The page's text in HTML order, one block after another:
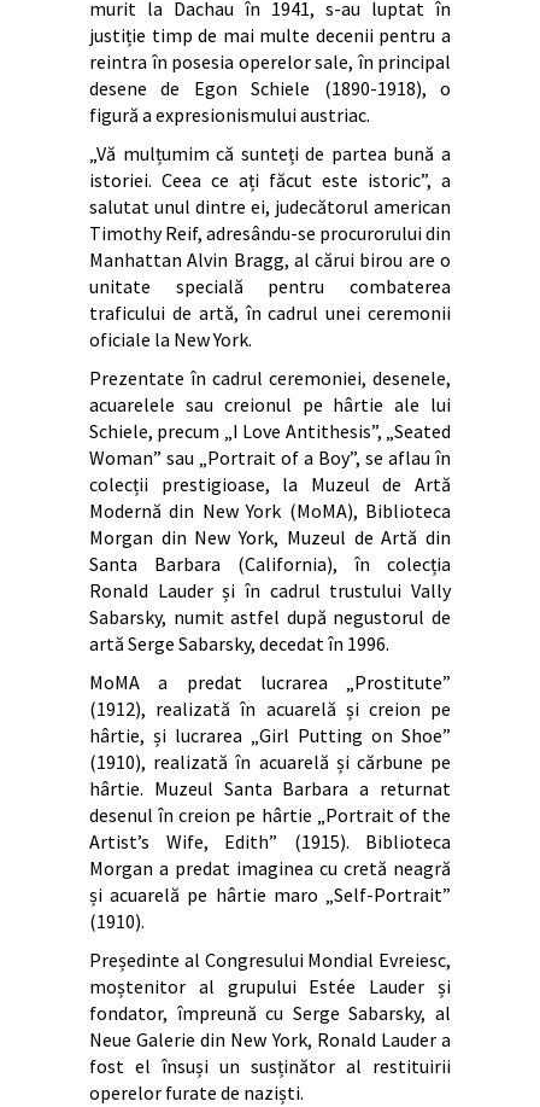
murit la Dachau în 1941, s-au luptat în
justiție timp de mai multe decenii pentru a
reintra în posesia operelor sale, în principal
desene de Egon Schiele (1890-1918), o
figură a expresionismului austriac.
„Vă mulțumim că sunteți de partea bună a
istoriei. Ceea ce ați făcut este istoric”, a
salutat unul dintre ei, judecătorul american
Timothy Reif, adresându-se procurorului din
Manhattan Alvin Bragg, al cărui birou are o
unitate specială pentru combaterea
traficului de artă, în cadrul unei ceremonii
oficiale la New York.
Prezentate în cadrul ceremoniei, desenele,
acuarelele sau creionul pe hârtie ale lui
Schiele, precum „I Love Antithesis”, „Seated
Woman” sau „Portrait of a Boy”, se aflau în
colecții prestigioase, la Muzeul de Artă
Modernă din New York (MoMA), Biblioteca
Morgan din New York, Muzeul de Artă din
Santa Barbara (California), în colecția
Ronald Lauder și în cadrul trustului Vally
Sabarsky, numit astfel după negustorul de
artă Serge Sabarsky, decedat în 1996.
MoMA a predat lucrarea „Prostitute”
(1912), realizată în acuarelă și creion pe
hârtie, și lucrarea „Girl Putting on Shoe”
(1910), realizată în acuarelă și cărbune pe
hârtie. Muzeul Santa Barbara a returnat
desenul în creion pe hârtie „Portrait of the
Artist’s Wife, Edith” (1915). Biblioteca
Morgan a predat imaginea cu cretă neagră
și acuarelă pe hârtie maro „Self-Portrait”
(1910).
Președinte al Congresului Mondial Evreiesc,
moștenitor al grupului Estée Lauder și
fondator, împreună cu Serge Sabarsky, al
Neue Galerie din New York, Ronald Lauder a
fost el însuși un susținător al restituirii
operelor furate de naziști.